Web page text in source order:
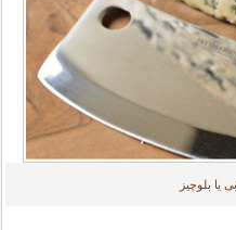
یا بلوچیز